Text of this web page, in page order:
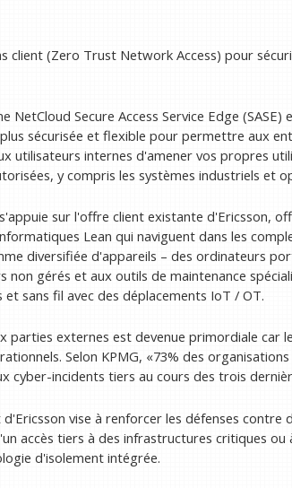
client (Zero Trust Network Access) pour
NetCloud Secure Access Service Edge
sécurisée et flexible pour permettre aux
utilisateurs internes d'amener vos propres
y compris les systèmes industriels et
sur l'offre client existante d'Ericsson,
Lean qui naviguent dans les
diversifiée d'appareils – des ordinateurs
non gérés et aux outils de maintenance
sans fil avec des déplacements IoT / OT.
parties externes est devenue primordiale car
Selon KPMG, «73% des
cyber-incidents tiers au cours des trois
vise à renforcer les défenses contre
accès tiers à des infrastructures critiques ou
d'isolement intégrée.